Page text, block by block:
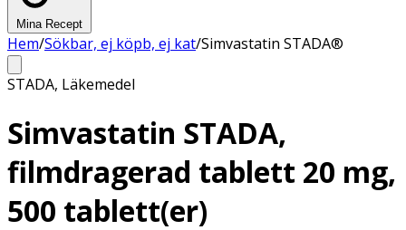
Mina Recept
Hem/Sökbar, ej köpb, ej kat/Simvastatin STADA®
STADA, Läkemedel
Simvastatin STADA,
filmdragerad tablett 20 mg,
500 tablett(er)